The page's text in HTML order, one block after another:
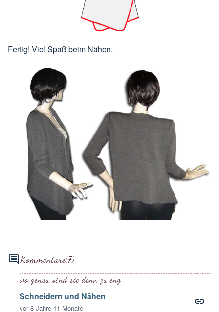
Fertig! Viel Spaß beim Nähen.
Kommentare(7)
wo genau sind sie denn zu eng
Schneidern und Nähen
vor 8 Jahre 11 Monate